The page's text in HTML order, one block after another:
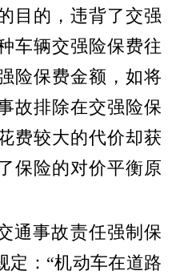
目的，违背了交强
车辆交强险保费往
险保费金额，如将
故排除在交强险保
费较大的代价却获
保险的对价平衡原
通事故责任强制保
定：“机动车在道路